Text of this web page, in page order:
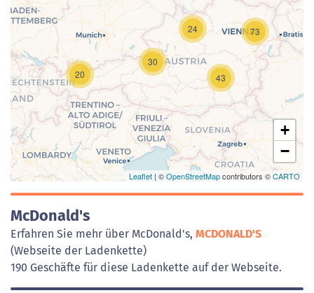
Laden der Karte...
24 73
43
30
20
+
−
Leaflet | ©OpenStreetMapcontributors ©CARTO
McDonald's
Erfahren Sie mehr über McDonald's, MCDONALD'S
(Webseite der Ladenkette)
190 Geschäfte für diese Ladenkette auf der Webseite.